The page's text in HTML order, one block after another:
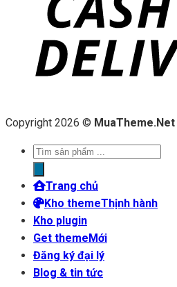
Copyright 2026 © MuaTheme.Net
Tìm
sản
phẩm
Trang chủ
Kho theme
Kho plugin
Get theme
Đăng ký đại lý
Blog & tin tức